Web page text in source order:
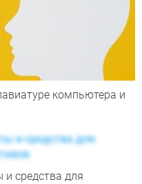
компьютера и
средства для